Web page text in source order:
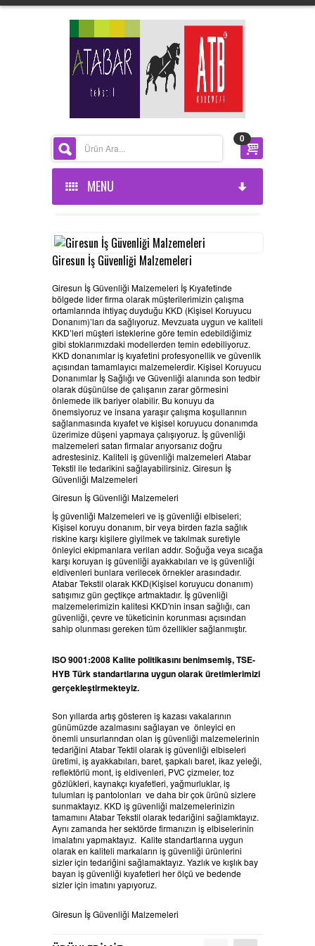
0
MENU
KURUMSAL
HAKKIMIZDA
BELGELERIMIZ
ÜRÜNLERİMİZ
HABERLER
REFERANSLAR
KAMPANYA
SİPARİŞ LİSTESİ
İLETİŞİM
Giresun İş Güvenliği Malzemeleri
Giresun İş Güvenliği Malzemeleri İş Kıyafetinde
bölgede lider firma olarak müşterilerimizin çalışma
ortamlarında ihtiyaç duyduğu KKD (Kişisel Koruyucu
Donanım)’ları da sağlıyoruz. Mevzuata uygun ve kaliteli
KKD’leri müşteri isteklerine göre temin edebildiğimiz
gibi stoklarımızdaki modellerden temin edebiliyoruz.
KKD donanımlar iş kıyafetini profesyonellik ve güvenlik
açısından tamamlayıcı malzemelerdir. Kişisel Koruyucu
Donanımlar İş Sağlığı ve Güvenliği alanında son tedbir
olarak düşünülse de çalışanın zarar görmesini
önlemede ilk bariyer olabilir. Bu konuyu da
önemsiyoruz ve insana yaraşır çalışma koşullarının
sağlanmasında kıyafet ve kişisel koruyucu donanımda
üzerimize düşeni yapmaya çalışıyoruz. İş güvenliği
malzemeleri satan firmalar arıyorsanız doğru
adrestesiniz. Kaliteli iş güvenliği malzemeleri Atabar
Tekstil ile tedarikini sağlayabilirsiniz. Giresun İş
Güvenliği Malzemeleri
Giresun İş Güvenliği Malzemeleri
İş güvenliği Malzemeleri ve iş güvenliği elbiseleri;
Kişisel koruyu donanım, bir veya birden fazla sağlık
riskine karşı kişilere giyilmek ve takılmak suretiyle
önleyici ekipmanlara verilan addır. Soğuğa veya sıcağa
karşı koruyan iş güvenliği ayakkabıları ve iş güvenliği
eldivenleri bunlara verilecek örnekler arasındadır.
Atabar Tekstil olarak KKD(Kişisel koruyucu donanım)
satışımız gün geçtikçe artmaktadır. İş güvenliği
malzemelerimizin kalitesi KKD'nin insan sağlığı, can
güvenliği, çevre ve tüketicinin korunması açısından
sahip olunması gereken tüm özellikler sağlanmıştır.
ISO 9001:2008 Kalite politikasını benimsemiş, TSE-
HYB Türk standartlarına uygun olarak üretimlerimizi
gerçekleştirmekteyiz.
Son yıllarda artış gösteren iş kazası vakalarının
günümüzde azalmasını sağlayan ve önleyici en
önemli unsurlarından olan iş güvenliği malzemelerinin
tedariğini Atabar Tektil olarak iş güvenliği elbiseleri
üretimi, iş ayakkabıları, baret, şapkalı baret, ikaz yeleği,
reflektörlü mont, iş eldivenleri, PVC çizmeler, toz
gözlükleri, kaynakçı kıyafetleri, yağmurluklar, iş
tulumları iş pantolonları ve daha bir çok ürünü sizlere
sunmaktayız. KKD iş güvenliği malzemelerinizin
tamamını Atabar Tekstil olarak tedariğini sağlamktayız.
Aynı zamanda her sektörde firmanızın iş elbiselerinin
imalatını yapmaktayız. Kalite standartlarına uygun
olarak en kaliteli markaların iş güvenliği ürünlerini
sizler için tedariğini sağlamaktayız. Yazlık ve kışlık bay
bayan iş güvenliği kıyafetleri her ölçü ve bedende
sizler için imatını yapıyoruz.
Giresun İş Güvenliği Malzemeleri